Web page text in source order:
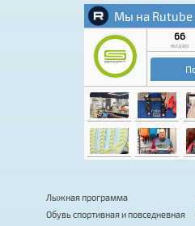
Лыжная программа
Обувь спортивная и повседневная